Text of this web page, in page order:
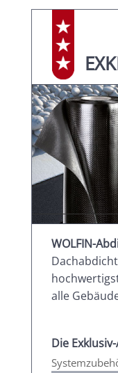
WOLFIN-
alle
Die